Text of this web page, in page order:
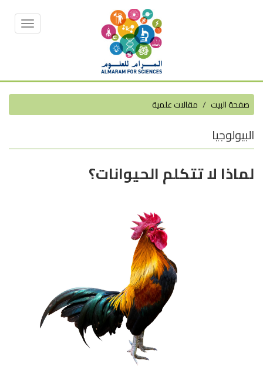
Toggle
صفحة البيت مقالات علمية
البيولوجيا
لماذا لا تتكلم الحيوانات؟